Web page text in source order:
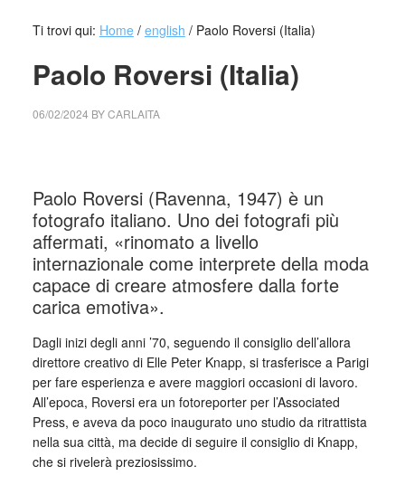
Ti trovi qui: Home / english /Paolo Roversi (Italia)
Paolo Roversi (Italia)
06/02/2024 BYCARLAITA
Paolo Roversi (Ravenna, 1947) è un
fotografo italiano. Uno dei fotografi più
affermati, «rinomato a livello
internazionale come interprete della moda
capace di creare atmosfere dalla forte
carica emotiva».
Dagli inizi degli anni ’70, seguendo il consiglio dell’allora
direttore creativo di Elle Peter Knapp, si trasferisce a Parigi
per fare esperienza e avere maggiori occasioni di lavoro.
All’epoca, Roversi era un fotoreporter per l’Associated
Press, e aveva da poco inaugurato uno studio da ritrattista
nella sua città, ma decide di seguire il consiglio di Knapp,
che si rivelerà preziosissimo.